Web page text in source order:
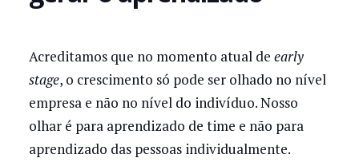
Acreditamos que no momento atual de early
stage, o crescimento só pode ser olhado no nível
empresa e não no nível do indivíduo. Nosso
olhar é para aprendizado de time e não para
aprendizado das pessoas individualmente.